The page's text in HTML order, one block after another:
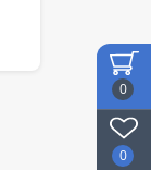
0
0